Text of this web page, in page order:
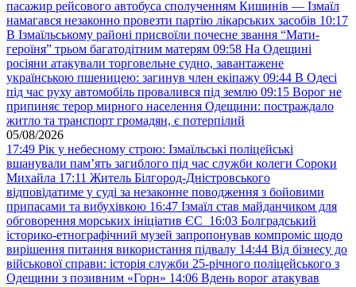
пасажир рейсового автобуса сполученням Кишинів — Ізмаїл
намагався незаконно провезти партію лікарських засобів 10:17
В Ізмаїльському районі присвоїли почесне звання “Мати-
героїня” трьом багатодітним матерям 09:58 На Одещині
росіяни атакували торговельне судно, завантажене
українською пшеницею: загинув член екіпажу 09:44 В Одесі
під час руху автомобіль провалився під землю 09:15 Ворог не
припиняє терор мирного населення Одещини: постраждало
житло та транспорт громадян, є потерпілий
05/08/2026
17:49 Рік у небесному строю: Ізмаїльські поліцейські
вшанували пам’ять загиблого під час служби колеги Сороки
Михайла 17:11 Житель Білгород-Дністровського
відповідатиме у суді за незаконне поводження з бойовими
припасами та вибухівкою 16:47 Ізмаїл став майданчиком для
обговорення морських ініціатив ЄС 16:03 Болградський
історико-етнографічний музей запропонував компроміс щодо
вирішення питання використання підвалу 14:44 Від бізнесу до
військової справи: історія служби 25-річного поліцейського з
Одещини з позивним «Горн» 14:06 Вдень ворог атакував